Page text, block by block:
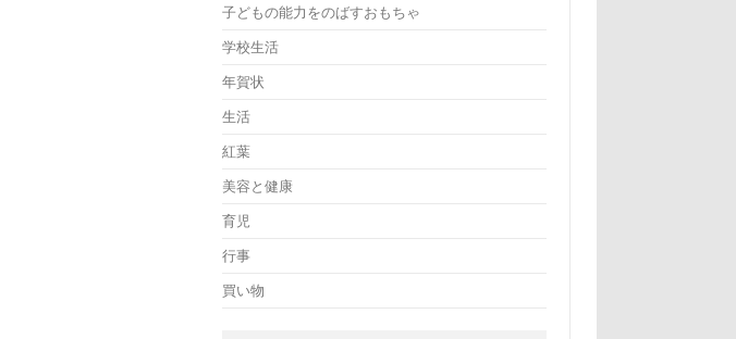
子どもの能力をのばすおもちゃ
学校生活
年賀状
生活
紅葉
美容と健康
育児
行事
買い物